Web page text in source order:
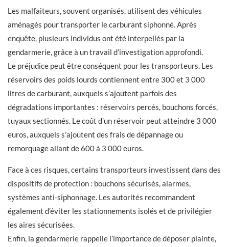
Les malfaiteurs, souvent organisés, utilisent des véhicules
aménagés pour transporter le carburant siphonné. Après
enquête, plusieurs individus ont été interpellés par la
gendarmerie, grâce à un travail d’investigation approfondi.
Le préjudice peut être conséquent pour les transporteurs. Les
réservoirs des poids lourds contiennent entre 300 et 3 000
litres de carburant, auxquels s’ajoutent parfois des
dégradations importantes : réservoirs percés, bouchons forcés,
tuyaux sectionnés. Le coût d’un réservoir peut atteindre 3 000
euros, auxquels s’ajoutent des frais de dépannage ou
remorquage allant de 600 à 3 000 euros.
Face à ces risques, certains transporteurs investissent dans des
dispositifs de protection : bouchons sécurisés, alarmes,
systèmes anti-siphonnage. Les autorités recommandent
également d’éviter les stationnements isolés et de privilégier
les aires sécurisées.
Enfin, la gendarmerie rappelle l’importance de déposer plainte,